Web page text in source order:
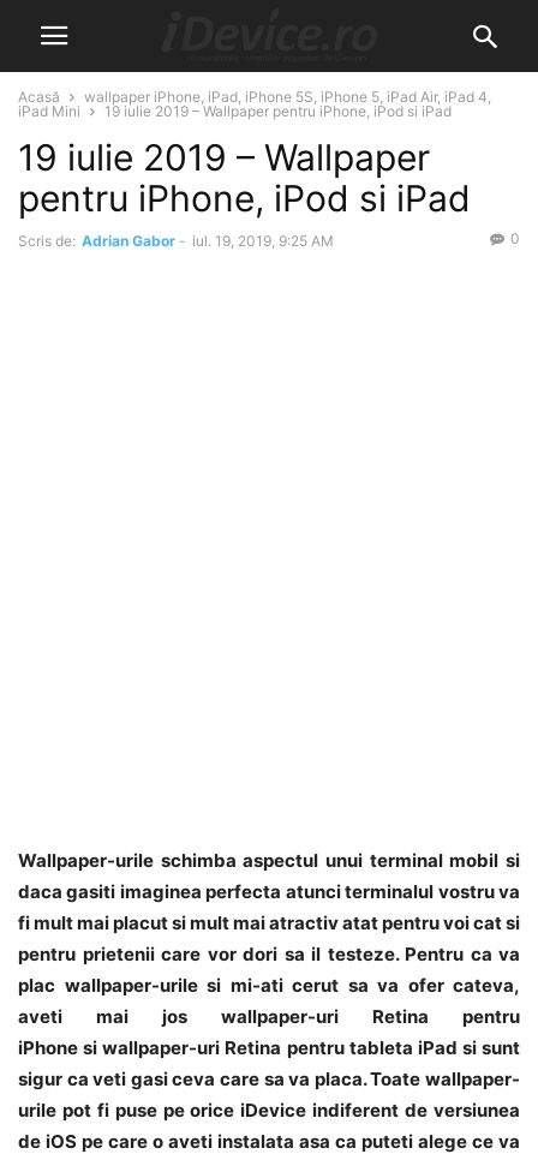
Acasă
wallpaper iPhone, iPad, iPhone 5S, iPhone 5, iPad Air, iPad 4,
iPad Mini
19 iulie 2019 – Wallpaper pentru iPhone, iPod si iPad
19 iulie 2019 – Wallpaper
pentru iPhone, iPod si iPad
Scris de: Adrian Gabor - iul. 19, 2019, 9:25 AM 0
Wallpaper-urile schimba aspectul unui terminal mobil si
daca gasiti imaginea perfecta atunci terminalul vostru va
fi mult mai placut si mult mai atractiv atat pentru voi cat si
pentru prietenii care vor dori sa il testeze. Pentru ca va
plac wallpaper-urile si mi-ati cerut sa va ofer cateva,
aveti mai jos wallpaper-uri Retina pentru
iPhone si wallpaper-uri Retina pentru tableta iPad si sunt
sigur ca veti gasi ceva care sa va placa. Toate wallpaper-
urile pot fi puse pe orice iDevice indiferent de versiunea
de iOS pe care o aveti instalata asa ca puteti alege ce va